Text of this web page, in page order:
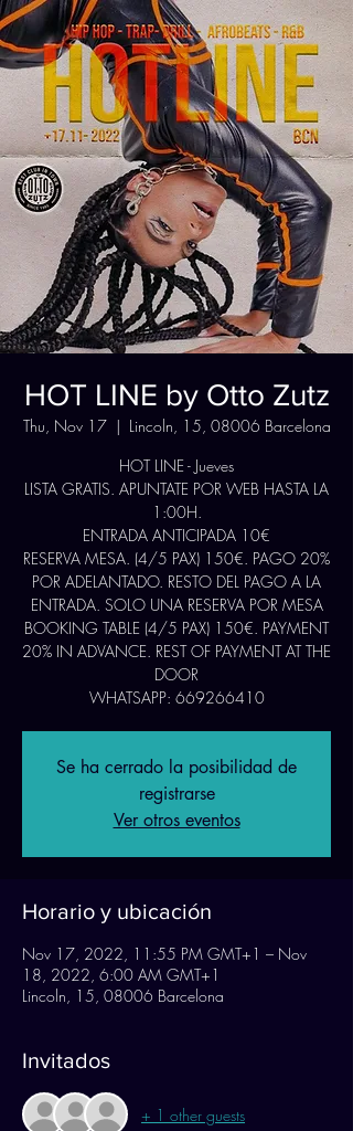
HOT LINE by Otto Zutz
Thu, Nov 17
  |
Lincoln, 15, 08006 Barcelona
HOT LINE - Jueves
LISTA GRATIS. APUNTATE POR WEB HASTA LA
1:00H.
ENTRADA ANTICIPADA 10€
RESERVA MESA. (4/5 PAX) 150€. PAGO 20%
POR ADELANTADO. RESTO DEL PAGO A LA
ENTRADA. SOLO UNA RESERVA POR MESA
BOOKING TABLE (4/5 PAX) 150€. PAYMENT
20% IN ADVANCE. REST OF PAYMENT AT THE
DOOR
WHATSAPP: 669266410
Se ha cerrado la posibilidad de
registrarse
Ver otros eventos
Horario y ubicación
Nov 17, 2022, 11:55 PM GMT+1 – Nov
18, 2022, 6:00 AM GMT+1
Lincoln, 15, 08006 Barcelona
Invitados
+ 1 other guests